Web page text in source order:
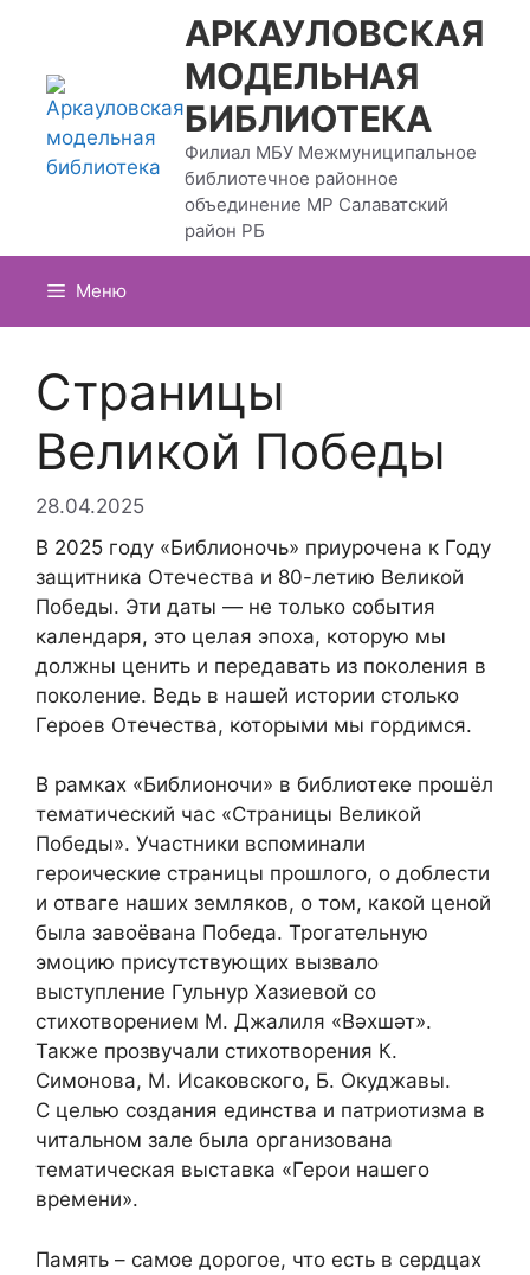
содержимому
АРКАУЛОВСКАЯ
МОДЕЛЬНАЯ
БИБЛИОТЕКА
Филиал МБУ Межмуниципальное
библиотечное районное
объединение МР Салаватский
район РБ
Меню
Страницы
Великой Победы
28.04.2025
В 2025 году «Библионочь» приурочена к Году
защитника Отечества и 80-летию Великой
Победы. Эти даты — не только события
календаря, это целая эпоха, которую мы
должны ценить и передавать из поколения в
поколение. Ведь в нашей истории столько
Героев Отечества, которыми мы гордимся.
В рамках «Библионочи» в библиотеке прошёл
тематический час «Страницы Великой
Победы». Участники вспоминали
героические страницы прошлого, о доблести
и отваге наших земляков, о том, какой ценой
была завоёвана Победа. Трогательную
эмоцию присутствующих вызвало
выступление Гульнур Хазиевой со
стихотворением М. Джалиля «Вәхшәт».
Также прозвучали стихотворения К.
Симонова, М. Исаковского, Б. Окуджавы.
С целью создания единства и патриотизма в
читальном зале была организована
тематическая выставка «Герои нашего
времени».
Память – самое дорогое, что есть в сердцах